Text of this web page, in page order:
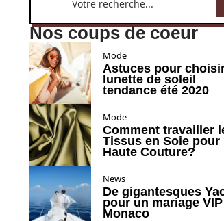
Nos coups de coeur
Mode
Astuces pour
lunette de soleil
tendance été 2020
Mode
Comment travailler
Tissus en Soie pour
Haute Couture?
News
De gigantesques
pour un mariage
Monaco